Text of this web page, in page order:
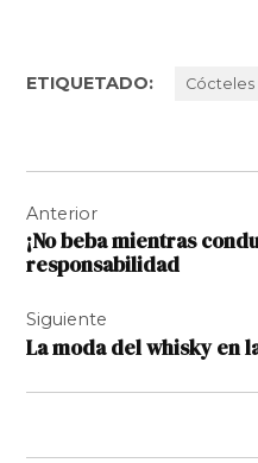
ETIQUETADO: Cócteles
de
entradas
Anterior
¡No beba mientras
responsabilidad
Siguiente
La moda del whisky en